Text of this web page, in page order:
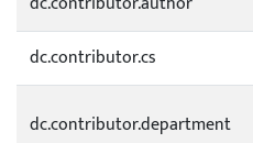
dc.contributor.cs
dc.contributor.department